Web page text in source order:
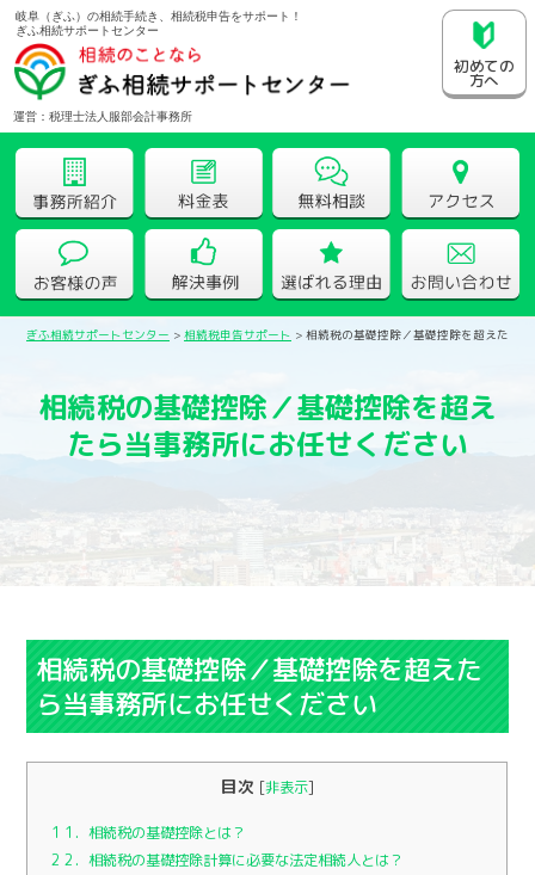
岐阜（ぎふ）の相続手続き、相続税申告をサポート！
ぎふ相続サポートセンター
運営：税理士法人服部会計事務所
初めての
方へ
ぎふ相続サポートセンター >相続税申告サポート >相続税の基礎控除／基礎控除を超えたら
相続税の基礎控除／基礎控除を超え
たら当事務所にお任せください
相続税の基礎控除／基礎控除を超えた
ら当事務所にお任せください
目次 [非表示]
1 1．相続税の基礎控除とは？
2 2．相続税の基礎控除計算に必要な法定相続人とは？